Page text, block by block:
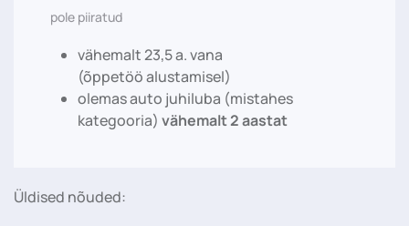
pole piiratud
vähemalt 23,5 a. vana
(õppetöö alustamisel)
olemas auto juhiluba (mistahes
kategooria) vähemalt 2 aastat
Üldised nõuded: